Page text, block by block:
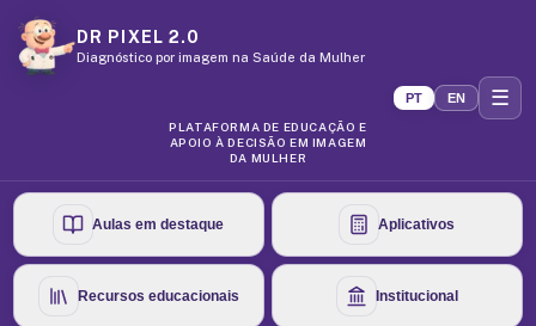
DR PIXEL 2.0
Diagnóstico por imagem na Saúde da Mulher
PLATAFORMA DE EDUCAÇÃO E
APOIO À DECISÃO EM IMAGEM
DA MULHER
PT EN ☰
Aulas em destaque Aplicativos
Recursos educacionais Institucional